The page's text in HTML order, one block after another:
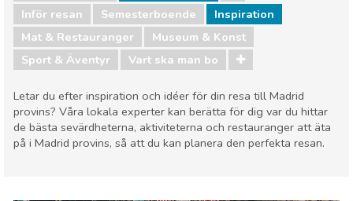
Inför resan
Semesterboende
Inspiration
Mat & Restauranger
Museum & Konst
Sport & Äventyr
Vart ska man bo
Letar du efter inspiration och idéer för din resa till Madrid
provins? Våra lokala experter kan berätta för dig var du hittar
de bästa sevärdheterna, aktiviteterna och restauranger att äta
på i Madrid provins, så att du kan planera den perfekta resan.